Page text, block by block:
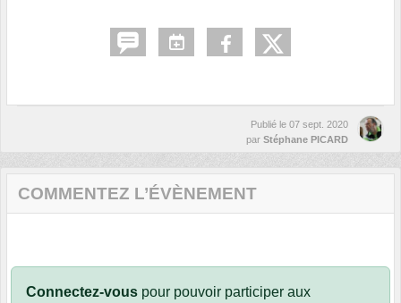
Publié le 07 sept. 2020
par Stéphane PICARD
COMMENTEZ L’ÉVÈNEMENT
Connectez-vous pour pouvoir participer aux